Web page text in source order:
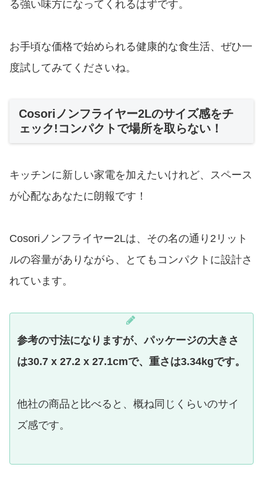
る強い味方になってくれるはずです。
お手頃な価格で始められる健康的な食生活、ぜひ一
度試してみてくださいね。
Cosoriノンフライヤー2Lのサイズ感をチ
ェック!コンパクトで場所を取らない！
キッチンに新しい家電を加えたいけれど、スペース
が心配なあなたに朗報です！
Cosoriノンフライヤー2Lは、その名の通り2リット
ルの容量がありながら、とてもコンパクトに設計さ
れています。
参考の寸法になりますが、パッケージの大きさ
は30.7 x 27.2 x 27.1cmで、重さは3.34kgです。
他社の商品と比べると、概ね同じくらいのサイ
ズ感です。